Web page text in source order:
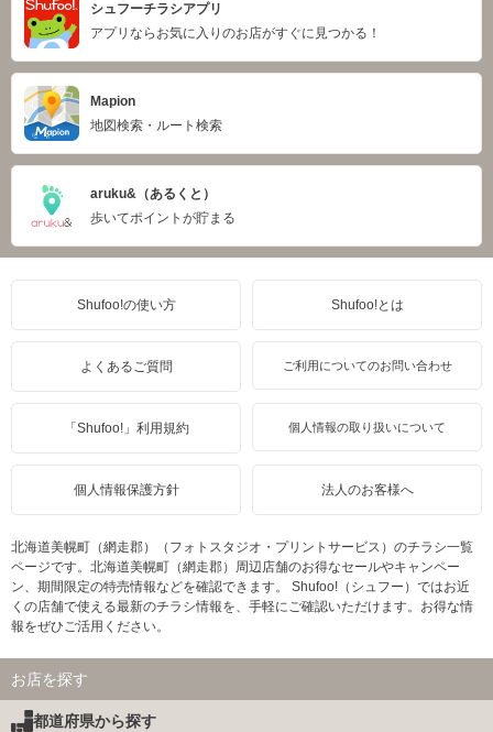
シュフーチラシアプリ
アプリならお気に入りのお店がすぐに見つかる！
Mapion
地図検索・ルート検索
aruku&（あるくと）
歩いてポイントが貯まる
Shufoo!の使い方 Shufoo!とは
よくあるご質問 ご利用についてのお問い合わせ
「Shufoo!」利用規約 個人情報の取り扱いについて
個人情報保護方針 法人のお客様へ
北海道美幌町（網走郡）（フォトスタジオ・プリントサービス）のチラシ一覧
ページです。北海道美幌町（網走郡）周辺店舗のお得なセールやキャンペー
ン、期間限定の特売情報などを確認できます。 Shufoo!（シュフー）ではお近
くの店舗で使える最新のチラシ情報を、手軽にご確認いただけます。お得な情
報をぜひご活用ください。
お店を探す
都道府県から探す